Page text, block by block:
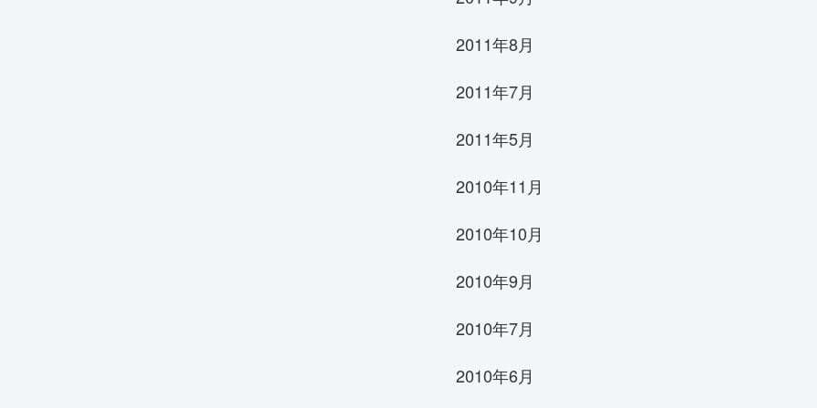
2011年8月
2011年7月
2011年5月
2010年11月
2010年10月
2010年9月
2010年7月
2010年6月